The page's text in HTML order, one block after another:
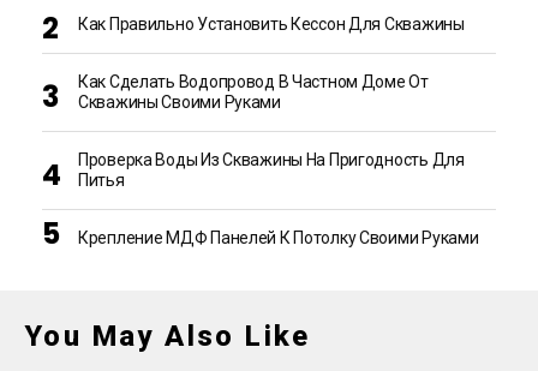
Как Правильно Установить Кессон Для Скважины
Как Сделать Водопровод В Частном Доме От
Скважины Своими Руками
Проверка Воды Из Скважины На Пригодность Для
Питья
Крепление МДФ Панелей К Потолку Своими Руками
You May Also Like